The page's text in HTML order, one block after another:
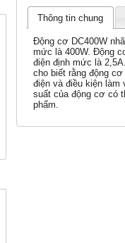
Thông tin chung
Động cơ DC400W
mức là 400W. Động
điện định mức là
cho biết rằng động
điện và điều kiện làm
suất của động cơ có
phẩm.